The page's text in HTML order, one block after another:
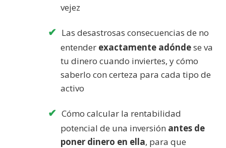
vejez
Las desastrosas consecuencias de no
entender exactamente adóndese va
tu dinero cuando inviertes, y cómo
saberlo con certeza para cada tipo de
activo
Cómo calcular la rentabilidad
potencial de una inversión antes de
poner dinero en ella, para que